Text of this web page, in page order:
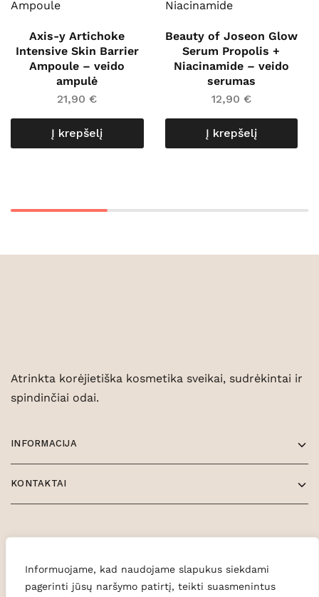
Informuojame, kad naudojame slapukus siekdami
pagerinti jūsų naršymo patirtį, teikti suasmenintus
Axis-y Artichoke
Intensive Skin Barrier
Ampoule – veido
ampulė
21,90€
Į krepšelį
Beauty of Joseon Glow
Serum Propolis +
Niacinamide – veido
serumas
12,90 €
Į krepšelį
Atrinkta korėjietiška kosmetika sveikai, sudrėkintai ir
spindinčiai odai.
INFORMACIJA
KONTAKTAI